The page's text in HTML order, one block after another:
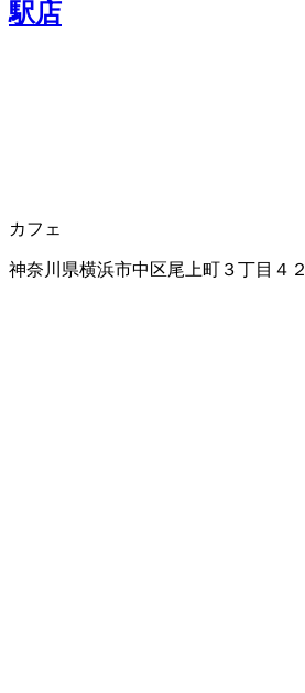
駅店
カフェ
神奈川県横浜市中区尾上町３丁目４２